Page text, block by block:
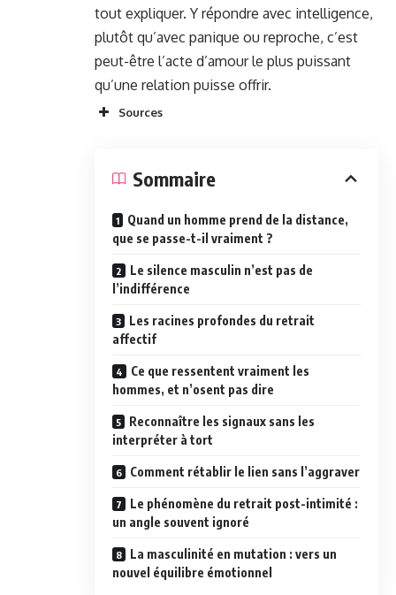
tout expliquer. Y répondre avec intelligence,
plutôt qu’avec panique ou reproche, c’est
peut-être l’acte d’amour le plus puissant
qu’une relation puisse offrir.
Sources
Sommaire
Quand un homme prend de la distance,
que se passe-t-il vraiment ?
Le silence masculin n’est pas de
l’indifférence
Les racines profondes du retrait
affectif
Ce que ressentent vraiment les
hommes, et n’osent pas dire
Reconnaître les signaux sans les
interpréter à tort
Comment rétablir le lien sans l’aggraver
Le phénomène du retrait post-intimité :
un angle souvent ignoré
La masculinité en mutation : vers un
nouvel équilibre émotionnel